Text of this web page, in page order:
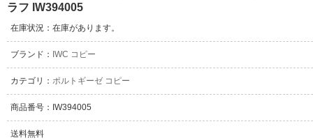
ラフ IW394005
在庫状況：在庫があります。
ブランド： IWC コピー
カテゴリ： ポルトギーゼ コピー
商品番号：IW394005
送料無料